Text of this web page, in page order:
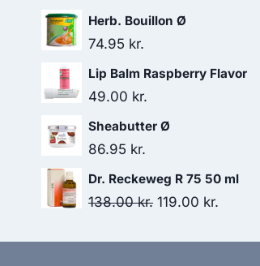
Herb. Bouillon Ø
74.95 kr.
Lip Balm Raspberry Flavor
49.00 kr.
Sheabutter Ø
86.95 kr.
Dr. Reckeweg R 75 50 ml
138.00kr. Den
119.00 kr.